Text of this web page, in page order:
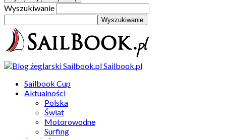
Wyszukiwanie
Sailbook.pl
Sailbook Cup
Aktualności
Polska
Świat
Motorowodne
Surfing